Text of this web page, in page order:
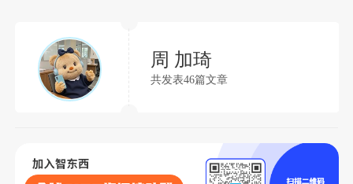
周 加琦
共发表46篇文章